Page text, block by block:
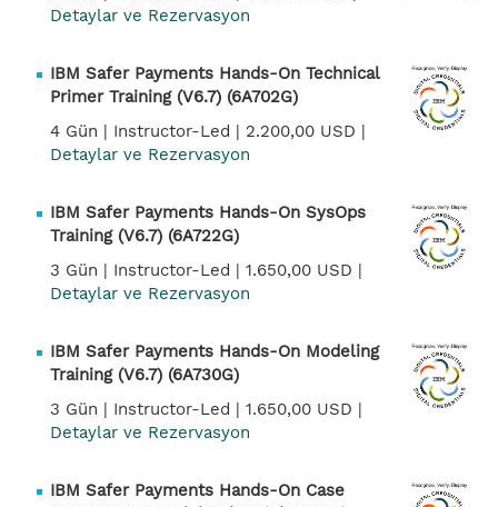
Detaylar ve Rezervasyon
IBM Safer Payments Hands-On Technical
Primer Training (V6.7) (6A702G)
4 Gün | Instructor-Led | 2.200,00 USD |
Detaylar ve Rezervasyon
IBM Safer Payments Hands-On SysOps
Training (V6.7) (6A722G)
3 Gün | Instructor-Led | 1.650,00 USD |
Detaylar ve Rezervasyon
IBM Safer Payments Hands-On Modeling
Training (V6.7) (6A730G)
3 Gün | Instructor-Led | 1.650,00 USD |
Detaylar ve Rezervasyon
IBM Safer Payments Hands-On Case